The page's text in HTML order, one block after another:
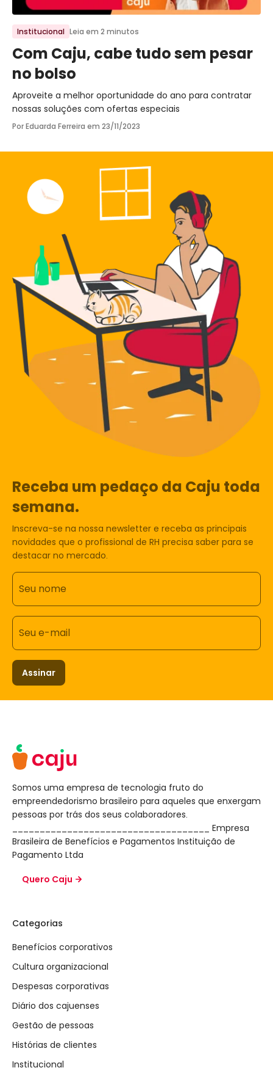
Ir para o post
Institucional Leia em 2 minutos
Com Caju, cabe tudo sem pesar
no bolso
Aproveite a melhor oportunidade do ano para contratar
nossas soluções com ofertas especiais
Por Eduarda Ferreira em 23/11/2023
Receba um pedaço da Caju toda
semana.
Inscreva-se na nossa newsletter e receba as principais
novidades que o profissional de RH precisa saber para se
destacar no mercado.
Seu nome
Seu e-mail
Assinar
Somos uma empresa de tecnologia fruto do
empreendedorismo brasileiro para aqueles que enxergam
pessoas por trás dos seus colaboradores.
____________________________________ Empresa
Brasileira de Benefícios e Pagamentos Instituição de
Pagamento Ltda
Quero Caju
Categorias
Benefícios corporativos
Cultura organizacional
Despesas corporativas
Diário dos cajuenses
Gestão de pessoas
Histórias de clientes
Institucional